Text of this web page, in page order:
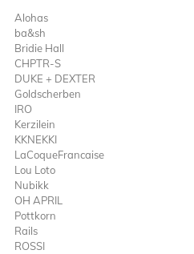
Alohas
ba&sh
Bridie Hall
CHPTR-S
DUKE + DEXTER
Goldscherben
IRO
Kerzilein
KKNEKKI
LaCoqueFrancaise
Lou Loto
Nubikk
OH APRIL
Pottkorn
Rails
ROSSI